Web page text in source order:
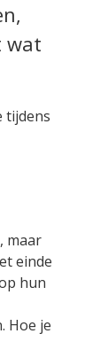
wat
tijdens
maar
einde
hun
Hoe je